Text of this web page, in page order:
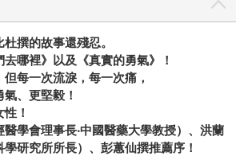
撰的故事還殘忍。
哪裡》以及《真實的勇氣》！
每一次流淚，每一次痛，
、更堅毅！
！
學會理事長‧中國醫藥大學教授）、洪蘭
學研究所所長）、彭蕙仙撰推薦序！